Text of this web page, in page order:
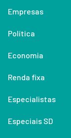
Empresas
Política
Economia
Renda fixa
Especialistas
Especiais SD